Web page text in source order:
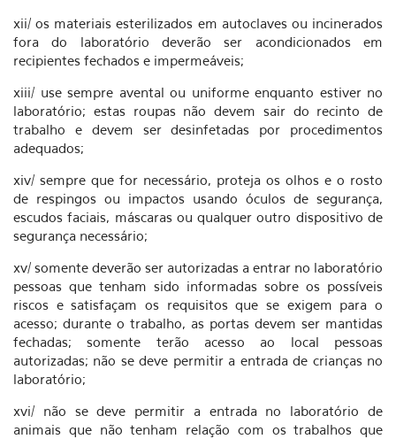
xii/ os materiais esterilizados em autoclaves ou incinerados
fora do laboratório deverão ser acondicionados em
recipientes fechados e impermeáveis;
xiii/ use sempre avental ou uniforme enquanto estiver no
laboratório; estas roupas não devem sair do recinto de
trabalho e devem ser desinfetadas por procedimentos
adequados;
xiv/ sempre que for necessário, proteja os olhos e o rosto
de respingos ou impactos usando óculos de segurança,
escudos faciais, máscaras ou qualquer outro dispositivo de
segurança necessário;
xv/ somente deverão ser autorizadas a entrar no laboratório
pessoas que tenham sido informadas sobre os possíveis
riscos e satisfaçam os requisitos que se exigem para o
acesso; durante o trabalho, as portas devem ser mantidas
fechadas; somente terão acesso ao local pessoas
autorizadas; não se deve permitir a entrada de crianças no
laboratório;
xvi/ não se deve permitir a entrada no laboratório de
animais que não tenham relação com os trabalhos que